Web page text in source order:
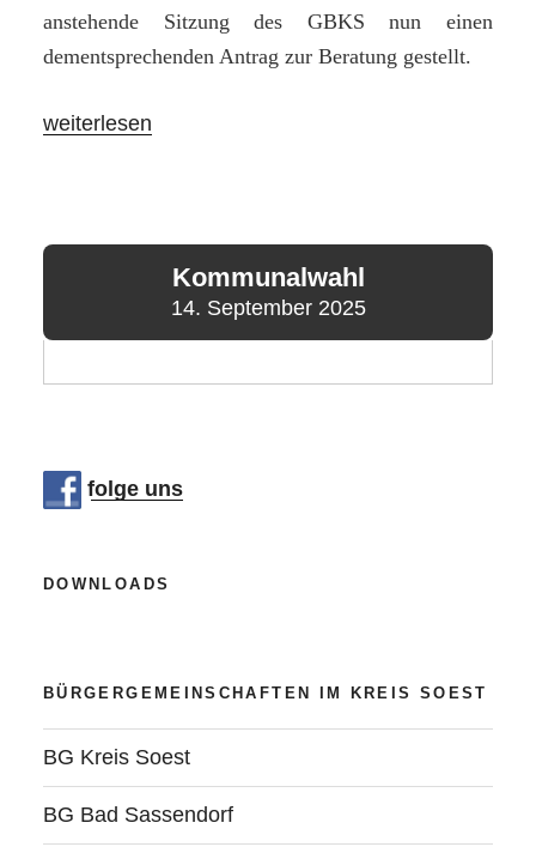
anstehende Sitzung des GBKS nun einen
dementsprechenden Antrag zur Beratung gestellt.
„Förderaussichten
Heimat-
Antrag
vom
weiterlesen
Kommunalwahl
14. September 2025
folge uns
DOWNLOADS
BÜRGERGEMEINSCHAFTEN IM KREIS SOEST
BG Kreis Soest
BG Bad Sassendorf